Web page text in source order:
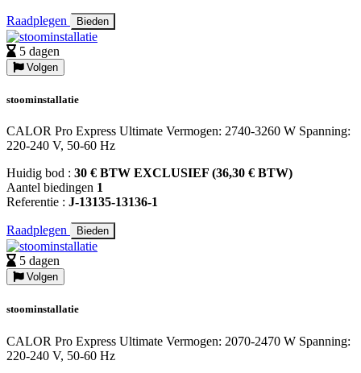
Raadplegen Bieden
5 dagen
Volgen
stoominstallatie
CALOR Pro Express Ultimate Vermogen: 2740-3260 W Spanning:
220-240 V, 50-60 Hz
Huidig bod : 30 € BTW EXCLUSIEF (36,30 € BTW)
Aantel biedingen 1
Referentie : J-13135-13136-1
Raadplegen Bieden
5 dagen
Volgen
stoominstallatie
CALOR Pro Express Ultimate Vermogen: 2070-2470 W Spanning:
220-240 V, 50-60 Hz